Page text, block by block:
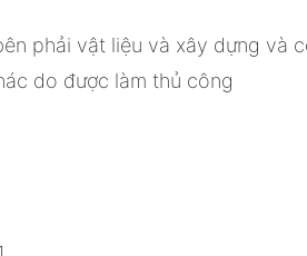
phải vật liệu và xây dựng
do được làm thủ công